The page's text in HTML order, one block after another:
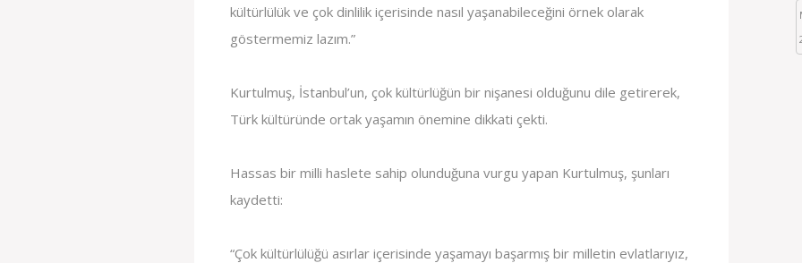
kültürlülük ve çok dinlilik içerisinde nasıl yaşanabileceğini örnek olarak
göstermemiz lazım.”
Kurtulmuş, İstanbul’un, çok kültürlüğün bir nişanesi olduğunu dile getirerek,
Türk kültüründe ortak yaşamın önemine dikkati çekti.
Hassas bir milli haslete sahip olunduğuna vurgu yapan Kurtulmuş, şunları
kaydetti:
“Çok kültürlülüğü asırlar içerisinde yaşamayı başarmış bir milletin evlatlarıyız,